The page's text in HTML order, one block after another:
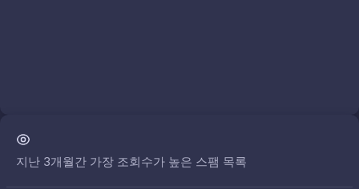
지난 3개월간 가장 조회수가 높은 스팸 목록